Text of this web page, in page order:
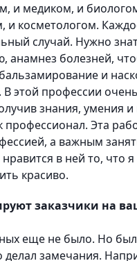
и медиком, и
и косметологом.
случай. Нужно
анамнез болезней,
и
В этой профессии
знания, умения и
профессионал. Эта
а важным
в ней то, что
красиво.
заказчики на
еще не было. Но
делал замечания.